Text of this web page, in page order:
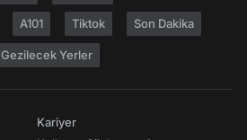
A101 Tiktok Son Dakika
Gezilecek Yerler
Kariyer